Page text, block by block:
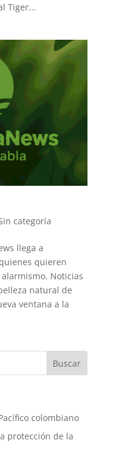
Tiger...
categoría
llega a
quieren
Noticias
natural de
ventana a la
colombiano
protección de la